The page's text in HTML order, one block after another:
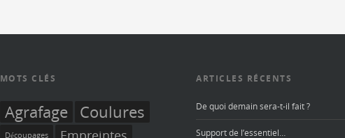
MOTS CLÉS
Agrafage Coulures
Découpages
ARTICLES RÉCENTS
De quoi demain sera-t-il fait ?
Support de l’essentiel…